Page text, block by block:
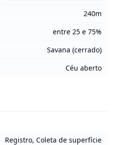
240m
entre 25 e 75%
Savana (cerrado)
Céu aberto
Registro, Coleta de superfície